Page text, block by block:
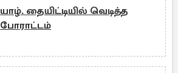
யாழ். தையிட்டியில் வெடித்த
போராட்டம்